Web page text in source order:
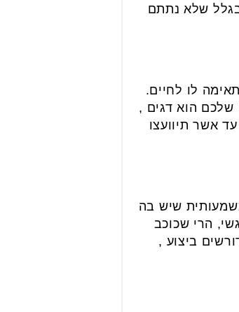
שלא נתתם
לו לחיים.
שלכם הוא דגים ,
אשר תיוועצו
שיש בה
הרי שכוכב
ביצוע ,